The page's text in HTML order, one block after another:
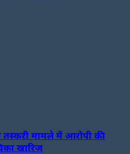
तस्करी मामले में आरोपी की
खारिज